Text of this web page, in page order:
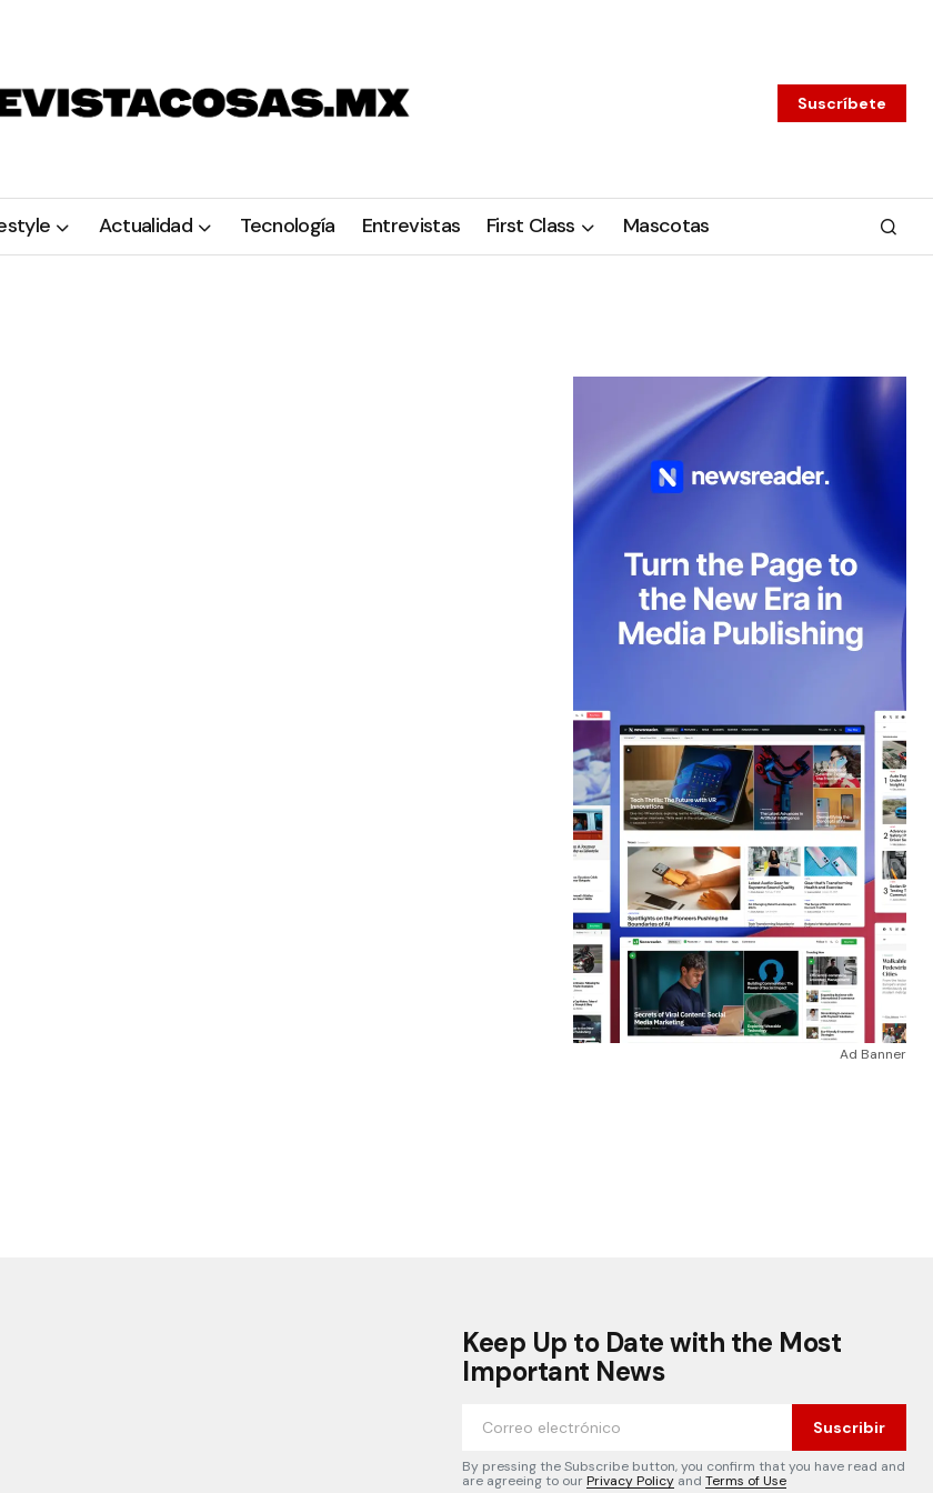
Suscríbete
Actualidad Tecnología Entrevistas First Class Mascotas
Ad Banner
Keep Up to Date with the Most
Important News
Suscribir
By pressing the Subscribe button, you confirm that you have read and
are agreeing to ourPrivacy Policy and Terms of Use